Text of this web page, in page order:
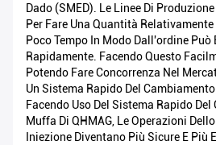
Dado (SMED). Le Linee Di
Per Fare Una Quantità
Poco Tempo In Modo Dall'ordine Può
Rapidamente. Facendo Questo
Potendo Fare Concorrenza Nel
Un Sistema Rapido Del
Facendo Uso Del Sistema Rapido
Muffa Di QHMAG, Le Operazioni
Iniezione Diventano Più Sicure E Più